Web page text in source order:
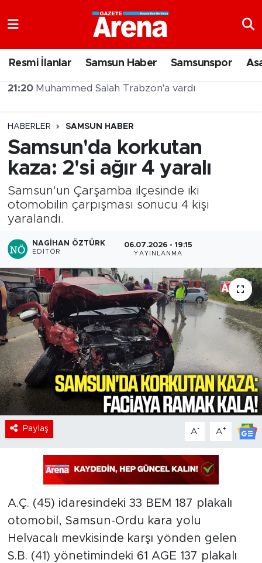
Resmi İlanlar Samsun Haber Samsunspor
HABERLER SAMSUN HABER
Samsun'da korkutan
kaza: 2'si ağır 4 yaralı
Samsun'un Çarşamba ilçesinde iki
otomobilin çarpışması sonucu 4 kişi
yaralandı.
NAGIHAN ÖZTÜRK
EDITÖR
06.07.2026 - 19:15
YAYINLANMA
Paylaş A- A+
A.Ç. (45) idaresindeki 33 BEM 187 plakalı
otomobil, Samsun-Ordu kara yolu
Helvacalı mevkisinde karşı yönden gelen
S.B. (41) yönetimindeki 61 AGE 137 plakalı
Süper Lig Puan Durumu ve Fikstür
Tüm Manşetler
Son Dakika Haberleri
Haber Arşivi